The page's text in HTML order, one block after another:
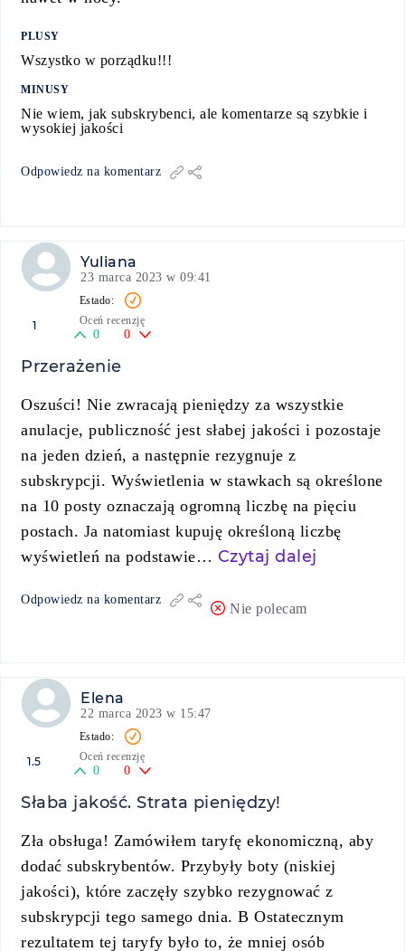
PLUSY
Wszystko w porządku!!!
MINUSY
Nie wiem, jak subskrybenci, ale komentarze są szybkie i
wysokiej jakości
Odpowiedz na komentarz
Yuliana
23 marca 2023 w 09:41
1 Oceń recenzję
0 0
Przerażenie
Oszuści! Nie zwracają pieniędzy za wszystkie
anulacje, publiczność jest słabej jakości i pozostaje
na jeden dzień, a następnie rezygnuje z
subskrypcji. Wyświetlenia w stawkach są określone
na 10 posty oznaczają ogromną liczbę na pięciu
postach. Ja natomiast kupuję określoną liczbę
wyświetleń na podstawie… Czytaj dalej
Odpowiedz na komentarz
Nie polecam
Elena
22 marca 2023 w 15:47
1.5 Oceń recenzję
0 0
Słaba jakość. Strata pieniędzy!
Zła obsługa! Zamówiłem taryfę ekonomiczną, aby
dodać subskrybentów. Przybyły boty (niskiej
jakości), które zaczęły szybko rezygnować z
subskrypcji tego samego dnia. В Ostatecznym
rezultatem tej taryfy było to, że mniej osób